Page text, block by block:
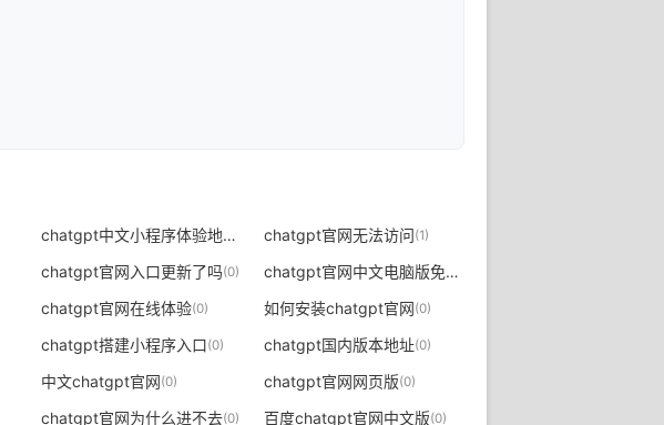
chatgpt中文小程序体验地址 chatgpt官网无法访问(1)
chatgpt官网入口更新了吗(0) chatgpt官网中文电脑版免费下载
chatgpt官网在线体验(0) 如何安装chatgpt官网(0)
chatgpt搭建小程序入口(0) chatgpt国内版本地址(0)
中文chatgpt官网(0) chatgpt官网网页版(0)
chatgpt官网为什么进不去(0) 百度chatgpt官网中文版(0)